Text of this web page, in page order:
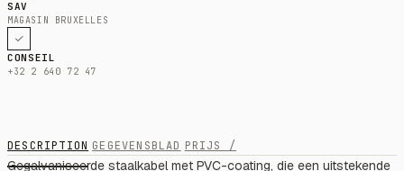
SAV
MAGASIN BRUXELLES
CONSEIL
+32 2 640 72 47
DESCRIPTION GEGEVENSBLAD PRIJS /
Gegalvaniseerde staalkabel met PVC-coating, die een uitstekende